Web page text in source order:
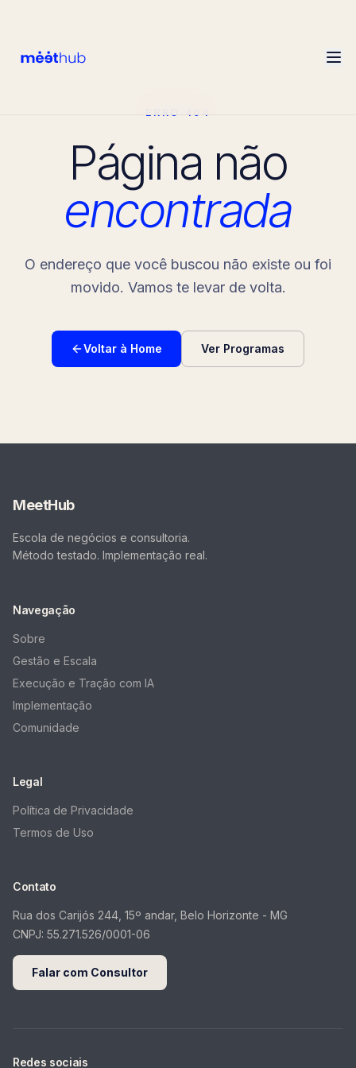
ERRO 404
Página não
encontrada
O endereço que você buscou não existe ou foi
movido. Vamos te levar de volta.
Voltar à Home Ver Programas
MeetHub
Escola de negócios e consultoria.
Método testado. Implementação real.
Navegação
Sobre
Gestão e Escala
Execução e Tração com IA
Implementação
Comunidade
Legal
Política de Privacidade
Termos de Uso
Contato
Rua dos Carijós 244, 15º andar, Belo Horizonte - MG
CNPJ: 55.271.526/0001-06
Falar com Consultor
Redes sociais